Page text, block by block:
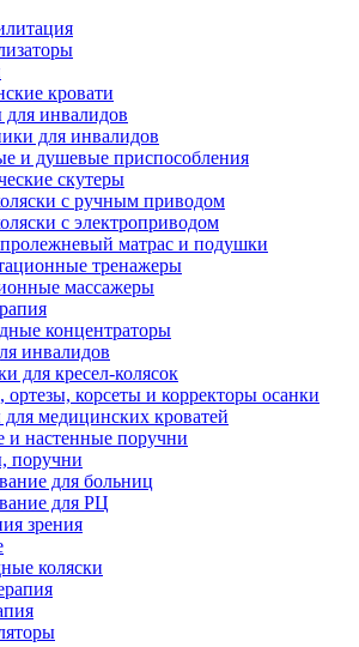
кровати
инвалидов
для инвалидов
и душевые приспособления
скутеры
с ручным приводом
с электроприводом
матрас и подушки
тренажеры
массажеры
концентраторы
инвалидов
для кресел-колясок
ортезы, корсеты и корректоры осанки
медицинских кроватей
настенные поручни
поручни
для больниц
для РЦ
зрения
коляски